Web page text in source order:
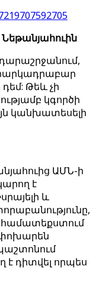
Նեթանյահուին
Թեև չի
կգործի
կանխատեսելի
ԱՄՆ-ի
է
և
համատեքստում
է դիտվել որպես